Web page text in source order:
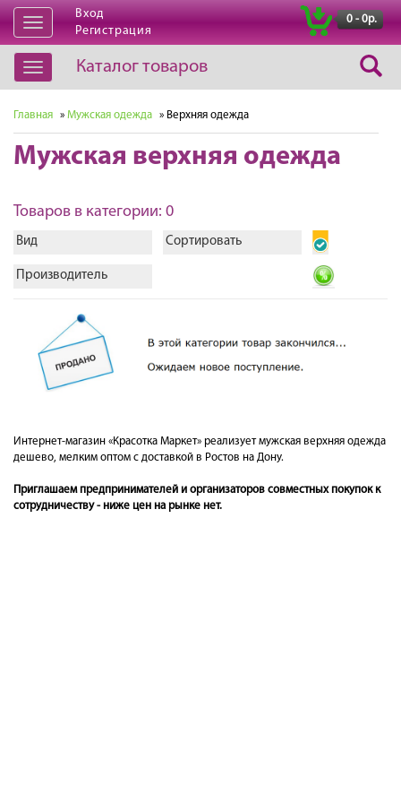
Открыть
навигацию
Вход
Регистрация
0 - 0р.
Открыть
навигацию
Каталог товаров
Главная » Мужская одежда » Верхняя одежда
Мужская верхняя одежда
Товаров в категории: 0
Вид Сортировать
Производитель
Интернет-магазин «Красотка Маркет» реализует мужская верхняя одежда
дешево, мелким оптом с доставкой в Ростов на Дону.
Приглашаем предпринимателей и организаторов совместных покупок к
сотрудничеству - ниже цен на рынке нет.